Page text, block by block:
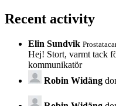
Recent activity
Elin Sundvik
Hej! Stort, varmt tack
kommunikatör
Robin Widäng